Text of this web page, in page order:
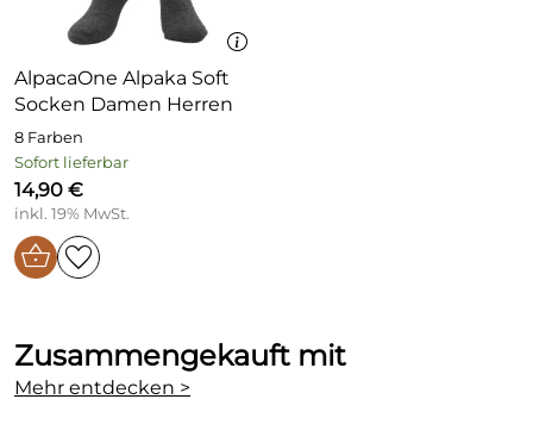
AlpacaOne Alpaka Soft
Socken Damen Herren
8 Farben
Sofort lieferbar
14,90 €
inkl. 19% MwSt.
Zusammengekauft mit
Mehr entdecken >